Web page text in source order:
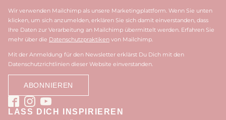
Wir verwenden Mailchimp als unsere Marketingplattform. Wenn Sie unten
klicken, um sich anzumelden, erklären Sie sich damit einverstanden, dass
Ihre Daten zur Verarbeitung an Mailchimp übermittelt werden. Erfahren Sie
mehr über die Datenschutzpraktiken von Mailchimp.
Mit der Anmeldung für den Newsletter erklärst Du Dich mit den
Datenschutzrichtlinien dieser Website einverstanden.
LASS DICH INSPIRIEREN